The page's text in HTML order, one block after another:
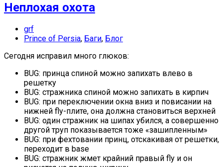
Неплохая охота
grf
Prince of Persia, Баги, Блог
Сегодня исправил много глюков:
BUG: принца спиной можно запихать влево в
решетку
BUG: стражника спиной можно запихать в кирпич
BUG: при переключении окна вниз и повисании на
нижней fly-плите, она должна становиться верхней
BUG: один стражник на шипах убился, а совершенно
другой труп показывается тоже «зашипленным»
BUG: при фехтовании принц, отскакивая от решетки,
переходит в base
BUG: стражник жмет крайний правый fly и он